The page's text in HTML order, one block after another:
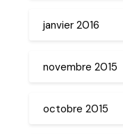
janvier 2016
novembre 2015
octobre 2015